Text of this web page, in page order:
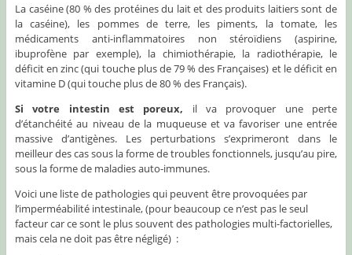
La caséine (80 % des protéines du lait et des produits laitiers sont de
la caséine), les pommes de terre, les piments, la tomate, les
médicaments anti-inflammatoires non stéroïdiens (aspirine,
ibuprofène par exemple), la chimiothérapie, la radiothérapie, le
déficit en zinc (qui touche plus de 79 % des Françaises) et le déficit en
vitamine D (qui touche plus de 80 % des Français).
Si votre intestin est poreux, il va provoquer une perte
d’étanchéité au niveau de la muqueuse et va favoriser une entrée
massive d’antigènes. Les perturbations s’exprimeront dans le
meilleur des cas sous la forme de troubles fonctionnels, jusqu’au pire,
sous la forme de maladies auto-immunes.
Voici une liste de pathologies qui peuvent être provoquées par
l’imperméabilité intestinale, (pour beaucoup ce n’est pas le seul
facteur car ce sont le plus souvent des pathologies multi-factorielles,
mais cela ne doit pas être négligé) :